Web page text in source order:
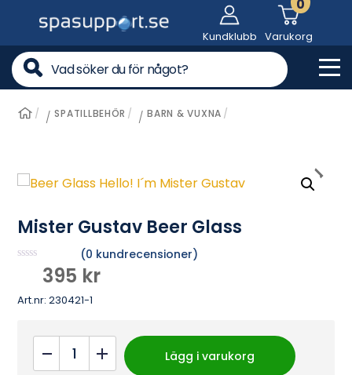
content
Kundklubb
0
Varukorg
/SPATILLBEHÖR /BARN & VUXNA
Mister Gustav Beer Glass
y
(0 kundrecensioner)
395 kr
Art.nr:230421-1
Gustav
Lägg i varukorg